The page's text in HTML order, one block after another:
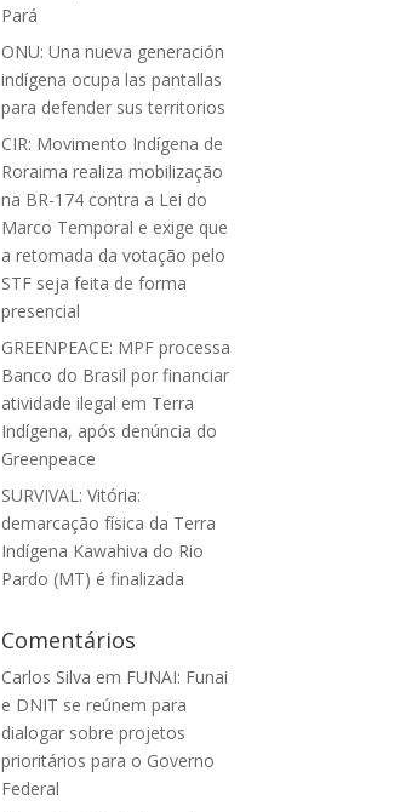
Pará
ONU: Una nueva generación
indígena ocupa las pantallas
para defender sus territorios
CIR: Movimento Indígena de
Roraima realiza mobilização
na BR-174 contra a Lei do
Marco Temporal e exige que
a retomada da votação pelo
STF seja feita de forma
presencial
GREENPEACE: MPF processa
Banco do Brasil por financiar
atividade ilegal em Terra
Indígena, após denúncia do
Greenpeace
SURVIVAL: Vitória:
demarcação física da Terra
Indígena Kawahiva do Rio
Pardo (MT) é finalizada
Comentários
Carlos Silva em FUNAI: Funai
e DNIT se reúnem para
dialogar sobre projetos
prioritários para o Governo
Federal